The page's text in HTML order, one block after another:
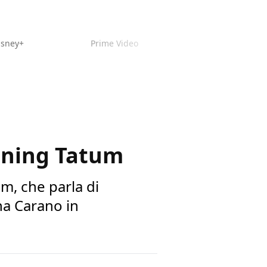
Prime Video
Tatum
che parla di
Carano in